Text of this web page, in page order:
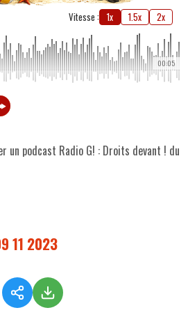
Vitesse : 1x 1.5x 2x
00:05
un podcast Radio G! : Droits devant ! du
11 2023